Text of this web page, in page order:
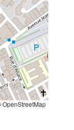
OpenStreetMap